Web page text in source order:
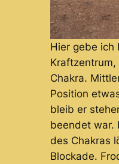
Hier gebe ich
Chakra.
Position
bleib er
beendet war.
des Chakras
Blockade.